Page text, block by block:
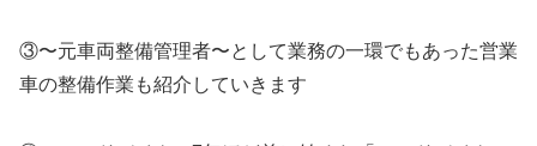
③〜元車両整備管理者〜として業務の一環でもあった営業
車の整備作業も紹介していきます